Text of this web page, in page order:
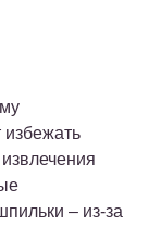
– из-за